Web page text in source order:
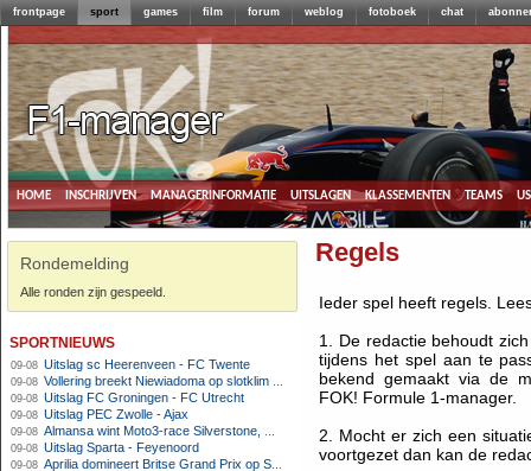
frontpage sport games film forum weblog fotoboek chat
home inschrijven managerinformatie uitslagen klassementen teams
Rondemelding
Alle ronden zijn gespeeld.
sportnieuws
09-08 Uitslag sc Heerenveen - FC Twente
09-08 Vollering breekt Niewiadoma op slotklim en pakt tweede eindzege
09-08 Uitslag FC Groningen - FC Utrecht
09-08 Uitslag PEC Zwolle - Ajax
09-08 Almansa wint Moto3-race Silverstone, Uriarte profiteert niet van afwezige kampioenschapsleider
09-08 Uitslag Sparta - Feyenoord
09-08 Aprilia domineert Britse Grand Prix op Silverstone met dubbele top-3
Regels
Ieder spel heeft regels.
1. De redactie behoudt
tijdens het spel aan te
bekend gemaakt via de
FOK! Formule 1-manager.
2. Mocht er zich een
voortgezet dan kan de